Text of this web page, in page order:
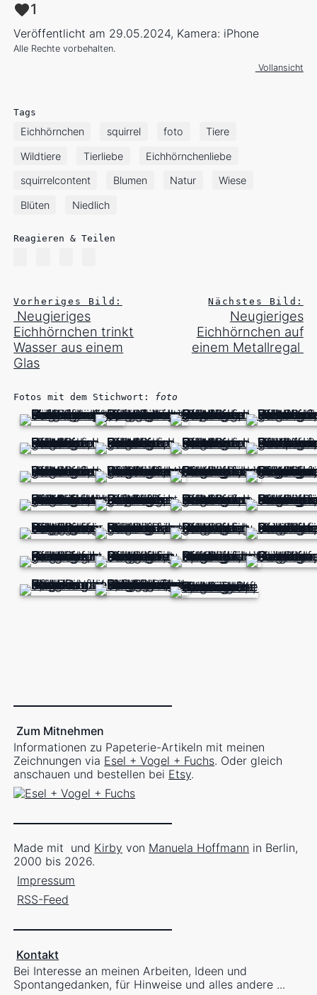
1
Veröffentlicht am 29.05.2024, Kamera: iPhone
Alle Rechte vorbehalten.
Vollansicht
Tags
Eichhörnchen squirrel foto Tiere
Wildtiere Tierliebe Eichhörnchenliebe
squirrelcontent Blumen Natur Wiese
Blüten Niedlich
Reagieren & Teilen
Vorheriges Bild:
Neugieriges
Eichhörnchen trinkt
Wasser aus einem
Glas
Nächstes Bild:
Neugieriges
Eichhörnchen auf
einem Metallregal
Fotos mit dem Stichwort: foto
Zum Mitnehmen
Informationen zu Papeterie-Artikeln mit meinen
Zeichnungen via Esel + Vogel + Fuchs. Oder gleich
anschauen und bestellen bei Etsy.
Made mit und Kirby von Manuela Hoffmann in Berlin,
2000 bis 2026.
Impressum
RSS-Feed
Kontakt
Bei Interesse an meinen Arbeiten, Ideen und
Spontangedanken, für Hinweise und alles andere ...